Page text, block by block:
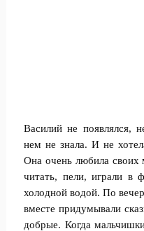
Василий не появлялся,
нем не знала. И не
Она очень любила своих
читать, пели, играли в
холодной водой. По
вместе придумывали
добрые. Когда